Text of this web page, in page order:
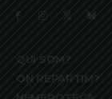
QUI SOM?
ON REPARTIM?